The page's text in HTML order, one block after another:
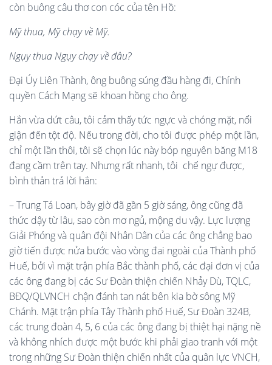
còn buông câu thơ con cóc của tên Hồ:
Mỹ thua, Mỹ chạy về Mỹ.
Ngụy thua Ngụy chạy về đâu?
Đại Úy Liên Thành, ông buông súng đầu hàng đi, Chính
quyền Cách Mạng sẽ khoan hồng cho ông.
Hắn vừa dứt câu, tôi cảm thấy tức ngực và chóng mặt, nổi
giận đến tột độ. Nếu trong đời, cho tôi được phép một lần,
chỉ một lần thôi, tôi sẽ chọn lúc này bóp nguyên băng M18
đang cầm trên tay. Nhưng rất nhanh, tôi chế ngự được,
bình thản trả lời hắn:
– Trung Tá Loan, bây giờ đã gần 5 giờ sáng, ông cũng đã
thức dậy từ lâu, sao còn mơ ngủ, mộng du vậy. Lực lượng
Giải Phóng và quân đội Nhân Dân của các ông chẳng bao
giờ tiến được nửa bước vào vòng đai ngoài của Thành phố
Huế, bởi vì mặt trận phía Bắc thành phố, các đại đơn vị của
các ông đang bị các Sư Đoàn thiện chiến Nhảy Dù, TQLC,
BĐQ/QLVNCH chận đánh tan nát bên kia bờ sông Mỹ
Chánh. Mặt trận phía Tây Thành phố Huế, Sư Đoàn 324B,
các trung đoàn 4, 5, 6 của các ông đang bị thiệt hại nặng nề
và không nhích được một bước khi phải giao tranh với một
trong những Sư Đoàn thiện chiến nhất của quân lực VNCH,